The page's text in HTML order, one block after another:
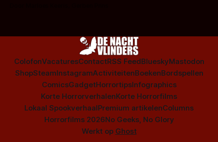
ColofonVacaturesContactRSS FeedBlueskyMastodon
ShopSteamInstagramActiviteitenBoekenBordspellen
ComicsGadgetHorrortipsInfographics
Korte HorrorverhalenKorte Horrorfilms
Lokaal SpookverhaalPremium artikelenColumns
Horrorfilms 2026No Geeks, No Glory
Werkt op Ghost